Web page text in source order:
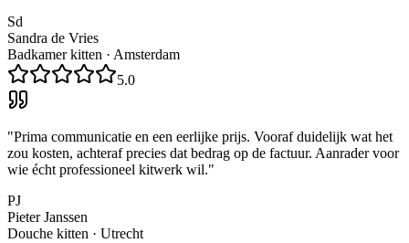
Sd
Sandra de Vries
Badkamer kitten · Amsterdam
5.0
"Prima communicatie en een eerlijke prijs. Vooraf duidelijk wat het
zou kosten, achteraf precies dat bedrag op de factuur. Aanrader voor
wie écht professioneel kitwerk wil."
PJ
Pieter Janssen
Douche kitten · Utrecht